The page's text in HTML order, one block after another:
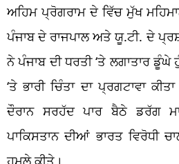
ਅਹਿਮ ਪ੍ਰੋਗਰਾਮ ਦੇ ਵਿੱਚ ਮੁੱਖ
ਪੰਜਾਬ ਦੇ ਰਾਜਪਾਲ ਅਤੇ ਯੂ.ਟੀ. ਦੇ
ਨੇ ਪੰਜਾਬ ਦੀ ਧਰਤੀ ‘ਤੇ ਲਗਾਤਾਰ
‘ਤੇ ਭਾਰੀ ਚਿੰਤਾ ਦਾ ਪ੍ਰਗਟਾਵਾ
ਦੌਰਾਨ ਸਰਹੱਦ ਪਾਰ ਬੈਠੇ ਡਰੱਗ
ਪਾਕਿਸਤਾਨ ਦੀਆਂ ਭਾਰਤ ਵਿਰੋਧੀ
ਹਮਲੇ ਕੀਤੇ।